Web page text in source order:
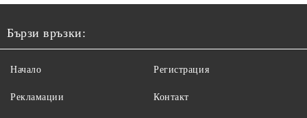
Бързи връзки:
Начало
Рекламации
Регистрация
Контакт